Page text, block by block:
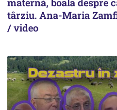
târziu. Ana-Maria
/ video